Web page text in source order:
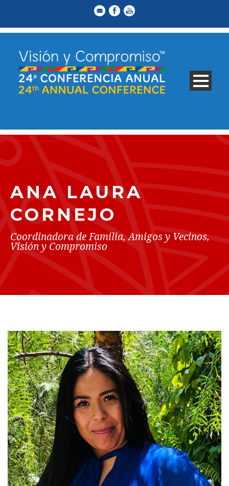
ANA LAURA
CORNEJO
Coordinadora de Familia, Amigos y Vecinos,
Visión y Compromiso